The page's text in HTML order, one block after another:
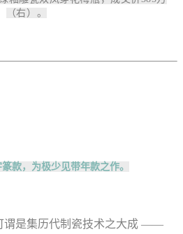
（右）。
款，为极少见带年款之作。
谓是集历代制瓷技术之大成 ——